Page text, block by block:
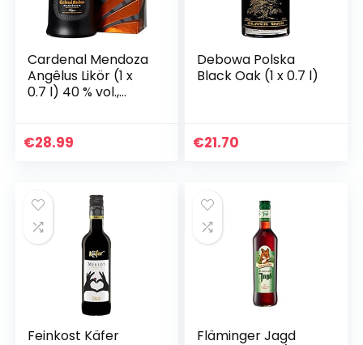
Cardenal Mendoza
Angêlus Likör (1 x
0.7 l) 40 % vol.,
Basis des beliebten
€28.99
Debowa Polska
Black Oak (1 x 0.7 l)
€21.70
Feinkost Käfer
Fläminger Jagd